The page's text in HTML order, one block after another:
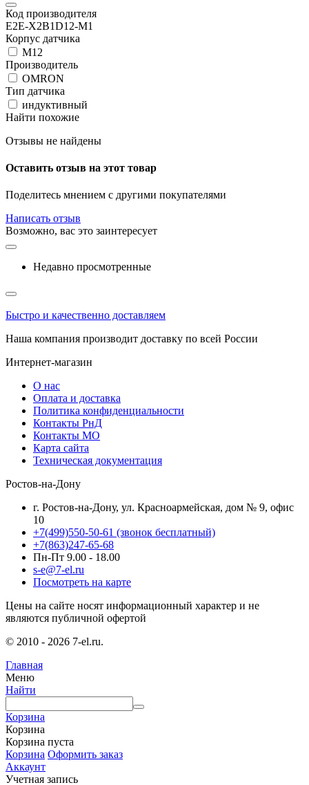
Код производителя
E2E-X2B1D12-M1
Корпус датчика
М12
Производитель
OMRON
Тип датчика
индуктивный
Найти похожие
Отзывы не найдены
Оставить отзыв на этот товар
Поделитесь мнением с другими покупателями
Написать отзыв
Возможно, вас это заинтересует
Недавно просмотренные
Быстро и качественно доставляем
Наша компания производит доставку по всей России
Интернет-магазин
О нас
Оплата и доставка
Политика конфиденциальности
Контакты РнД
Контакты МО
Карта сайта
Техническая документация
Ростов-на-Дону
г. Ростов-на-Дону, ул. Красноармейская, дом № 9, офис
10
+7(499)550-50-61 (звонок бесплатный)
+7(863)247-65-68
Пн-Пт 9.00 - 18.00
s-e@7-el.ru
Посмотреть на карте
Цены на сайте носят информационный характер и не
являются публичной офертой
© 2010 - 2026 7-el.ru.
Главная
Меню
Найти
Корзина
Корзина
Корзина пуста
Корзина Оформить заказ
Аккаунт
Учетная запись